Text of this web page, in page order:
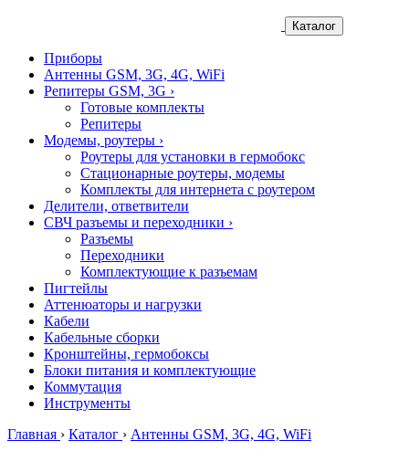
Каталог
Приборы
Антенны GSM, 3G, 4G, WiFi
Репитеры GSM, 3G ›
Готовые комплекты
Репитеры
Модемы, роутеры ›
Роутеры для установки в гермобокс
Стационарные роутеры, модемы
Комплекты для интернета с роутером
Делители, ответвители
СВЧ разъемы и переходники ›
Разъемы
Переходники
Комплектующие к разъемам
Пигтейлы
Аттенюаторы и нагрузки
Кабели
Кабельные сборки
Кронштейны, гермобоксы
Блоки питания и комплектующие
Коммутация
Инструменты
Главная › Каталог › Антенны GSM, 3G, 4G, WiFi